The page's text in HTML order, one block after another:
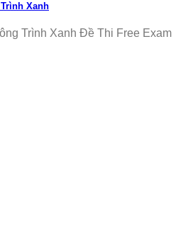
Xanh
Trình Xanh Đề Thi Free Exam